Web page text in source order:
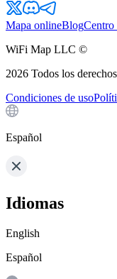
Mapa onlineBlogCentro
WiFi Map LLC ©
2026 Todos los
Condiciones de uso
Español
Idiomas
English
Español